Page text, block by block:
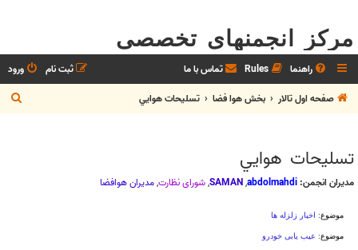
مرکز انجمنهای تخصصی
راهنما Rules تماس با ما ورود
ثبت نام
صفحه اول تالار
بخش هوا فضا تسليحات هوايي
ج
س
تسليحات هوايي
مدیران انجمن: abdolmahdi
,
SAMAN
,شوراي نظارت,مديران هوافضا